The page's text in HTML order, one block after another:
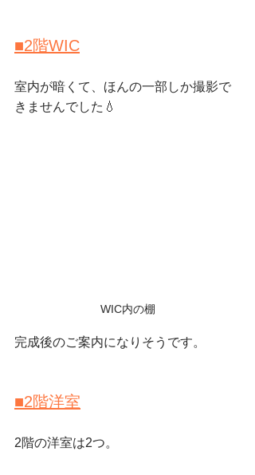
■2階WIC
室内が暗くて、ほんの一部しか撮影で
きませんでした💧
WIC内の棚
完成後のご案内になりそうです。
■2階洋室
2階の洋室は2つ。